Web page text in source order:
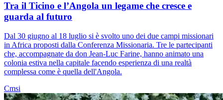
Tra il Ticino e l’Angola un legame che cresce e
guarda al futuro
Dal 30 giugno al 18 luglio si è svolto uno dei due campi missionari
in Africa proposti dalla Conferenza Missionaria. Tre le partecipanti
che, accompagnate da don Jean-Luc Farine, hanno animato una
colonia estiva nella capitale facendo esperienza di una realtà
complessa come è quella dell'Angola.
Cmsi